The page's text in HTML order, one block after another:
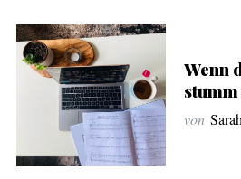
Wenn
von